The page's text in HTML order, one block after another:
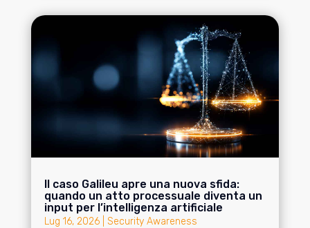
Il caso Galileu apre una nuova sfida:
quando un atto processuale diventa un
input per l’intelligenza artificiale
Lug 16, 2026| Security Awareness